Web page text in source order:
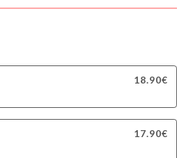
18.90€
17.90€